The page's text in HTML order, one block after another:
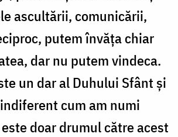
ascultării, comunicării,
putem învăţa chiar
dar nu putem vindeca.
un dar al Duhului Sfânt şi
cum am numi
doar drumul către acest